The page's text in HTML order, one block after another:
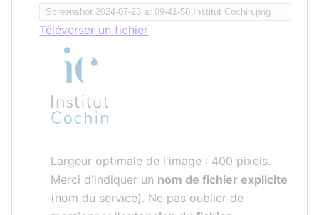
Téléverser un fichier
Largeur optimale de l'image : 400 pixels.
Merci d'indiquer un nom de fichier explicite
(nom du service). Ne pas oublier de